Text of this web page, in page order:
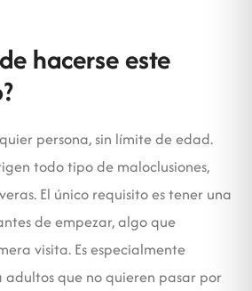
hacerse este
persona, sin límite de edad.
todo tipo de maloclusiones,
El único requisito es tener una
de empezar, algo que
visita. Es especialmente
que no quieren pasar por